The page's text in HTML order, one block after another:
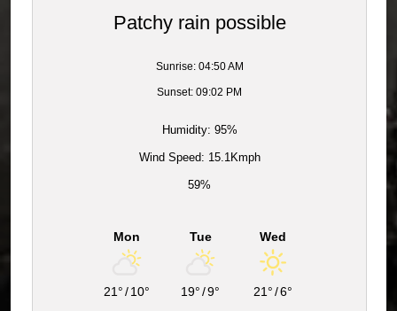
Patchy rain possible
Sunrise: 04:50 AM
Sunset: 09:02 PM
Humidity: 95%
Wind Speed: 15.1Kmph
59%
Mon
21°/10°
Tue
19°/9°
Wed
21°/6°